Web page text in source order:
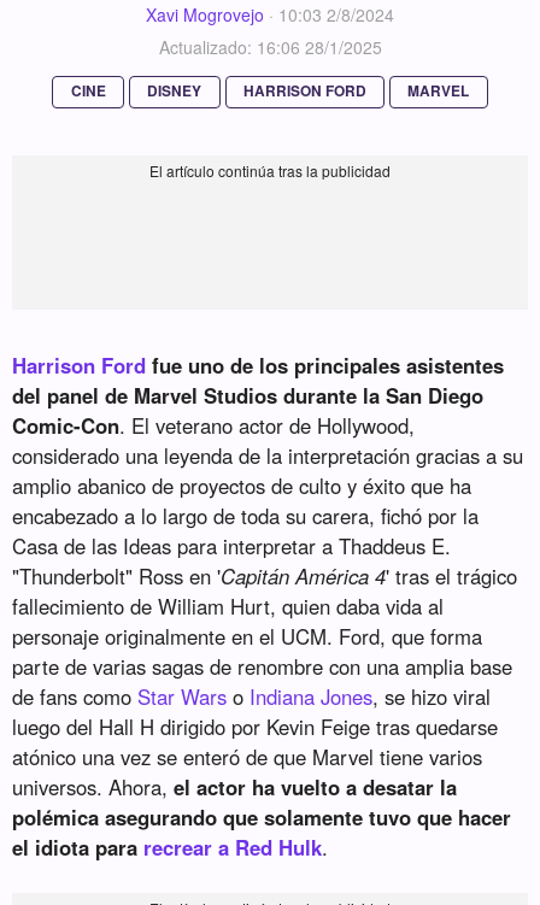
Xavi Mogrovejo · 10:03 2/8/2024
Actualizado: 16:06 28/1/2025
CINE DISNEY HARRISON FORD MARVEL
Harrison Ford fue uno de los principales asistentes
del panel de Marvel Studios durante la San Diego
Comic-Con. El veterano actor de Hollywood,
considerado una leyenda de la interpretación gracias a su
amplio abanico de proyectos de culto y éxito que ha
encabezado a lo largo de toda su carera, fichó por la
Casa de las Ideas para interpretar a Thaddeus E.
"Thunderbolt" Ross en 'Capitán América 4' tras el trágico
fallecimiento de William Hurt, quien daba vida al
personaje originalmente en el UCM. Ford, que forma
parte de varias sagas de renombre con una amplia base
de fans como Star Wars o Indiana Jones, se hizo viral
luego del Hall H dirigido por Kevin Feige tras quedarse
atónico una vez se enteró de que Marvel tiene varios
universos. Ahora,el actor ha vuelto a desatar la
polémica asegurando que solamente tuvo que hacer
el idiota para recrear a Red Hulk.